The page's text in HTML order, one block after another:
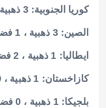
كوريا الجنوبية: 3 ذهبية ، 2 فضية ، 1 برونزية.
الصين: 3 ذهبية ، 1 فضية ، 2 برونزية.
ايطاليا: 1 ذهبية ، 2 فضية ، 3 برونزية.
كازاخستان: 1 ذهبية ، 0 فضية ، 2 برونزية.
بلجيكا: 1 ذهبية ، 0 فضية ، 1 برونزية.